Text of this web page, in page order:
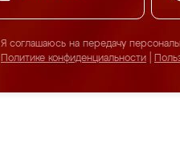
Я соглашаюсь на передачу
Политике конфиденциальности